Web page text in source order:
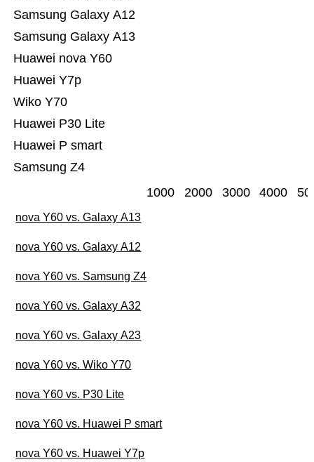
Samsung Z4
Huawei P smart
Huawei P30 Lite
Wiko Y70
Huawei Y7p
Huawei nova Y60
Samsung Galaxy A13
Samsung Galaxy A12
1000 2000 3000 4000
nova Y60 vs. Galaxy A13
nova Y60 vs. Galaxy A12
nova Y60 vs. Samsung Z4
nova Y60 vs. Galaxy A32
nova Y60 vs. Galaxy A23
nova Y60 vs. Wiko Y70
nova Y60 vs. P30 Lite
nova Y60 vs. Huawei P smart
nova Y60 vs. Huawei Y7p